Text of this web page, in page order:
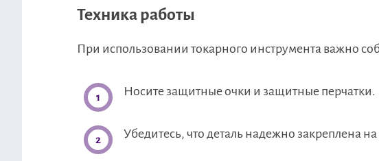
Техника работы
При использовании токарного инструмента важно
Носите защитные очки и защитные перчатки.
Убедитесь, что деталь надежно закреплена